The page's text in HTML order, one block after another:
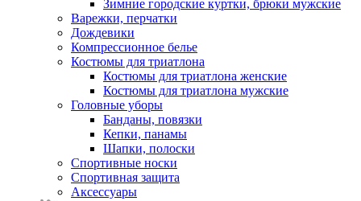
Зимние городские куртки, брюки мужские
Варежки, перчатки
Дождевики
Компрессионное белье
Костюмы для триатлона
Костюмы для триатлона женские
Костюмы для триатлона мужские
Головные уборы
Банданы, повязки
Кепки, панамы
Шапки, полоски
Спортивные носки
Спортивная защита
Аксессуары